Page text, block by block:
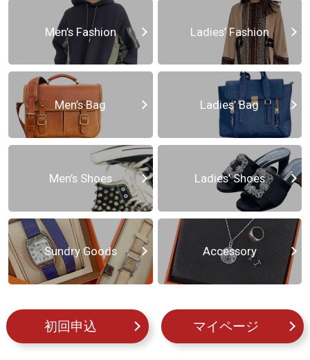
Men’s Fashion Ladies’ Fashion
Men’s Bag Ladies’ Bag
Men’s Shoes Ladies’ Shoes
Sundry Goods Accessory
初回申込 マイページ